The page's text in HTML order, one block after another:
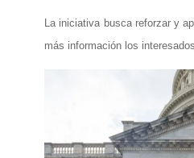
La iniciativa busca reforzar y
más información los